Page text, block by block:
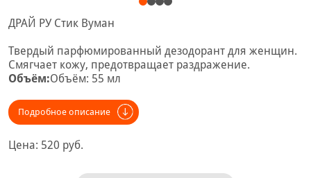
ДРАЙ РУ Стик Вуман
Твердый парфюмированный дезодорант для женщин.
Смягчает кожу, предотвращает раздражение.
Объём:Объём: 55 мл
Подробное описание
Цена: 520 руб.